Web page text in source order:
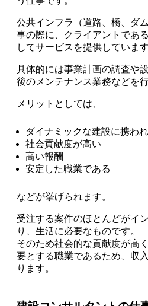
公共インフラ（道路、橋、ダ
事の際に、クライアントである
してサービスを提供しています
具体的には事業計画の調査や
後のメンテナンス業務などを
メリットとしては、
ダイナミックな建設に携わ
社会貢献度が高い
高い報酬
安定した職業である
などが挙げられます。
受注する案件のほとんどがイ
り、生活に必要なものです。
そのため社会的な貢献度が高く
要とする職業であるため、 収
ります。